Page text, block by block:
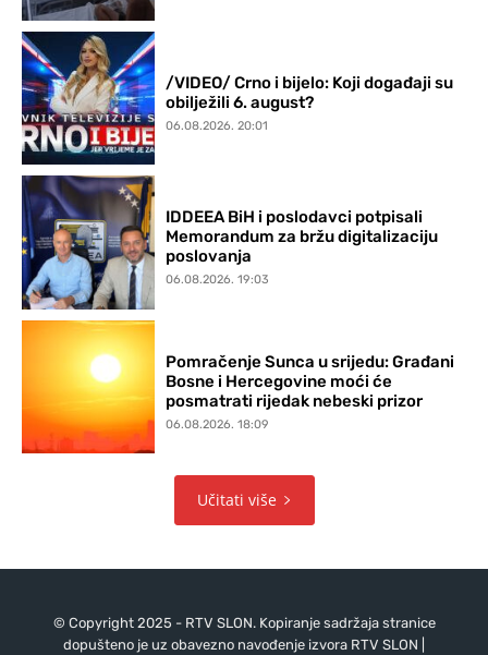
/VIDEO/ Crno i bijelo: Koji događaji su
obilježili 6. august?
06.08.2026. 20:01
IDDEEA BiH i poslodavci potpisali
Memorandum za bržu digitalizaciju
poslovanja
06.08.2026. 19:03
Pomračenje Sunca u srijedu: Građani
Bosne i Hercegovine moći će
posmatrati rijedak nebeski prizor
06.08.2026. 18:09
Učitati više
© Copyright 2025 - RTV SLON. Kopiranje sadržaja stranice
dopušteno je uz obavezno navođenje izvora RTV SLON |